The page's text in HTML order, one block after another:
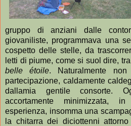
gruppo di anziani dalle
giovaniliste, programmava una
cospetto delle stelle, da
letti di piume, come si suol dire,
belle étoile. Naturalmente
partecipazione, caldamente
dallamia gentile consorte.
accortamente minimizzata,
esperienza, insomma una
la chitarra dei diciottenni